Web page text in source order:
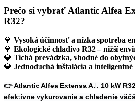
Prečo si vybrať Atlantic Alfea
R32?
💎 Vysoká účinnosť a nízka spotreba
💎 Ekologické chladivo R32 – nižší
💎 Tichá prevádzka, vhodné do
💎 Jednoduchá inštalácia a
👉Atlantic Alfea Extensa A.I. 10 kW
efektívne vykurovanie a chladenie